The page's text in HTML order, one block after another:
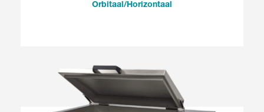
Orbitaal/Horizontaal